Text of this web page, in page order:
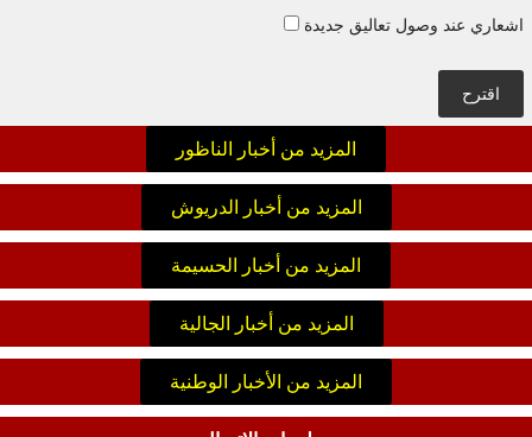
اشعاري عند وصول تعاليق جديدة
اقترح
المزيد من أخبار الناظور
المزيد من أخبار الدريوش
المزيد من أخبار الحسيمة
المزيد من أخبار الجالية
المزيد من الأخبار الوطنية